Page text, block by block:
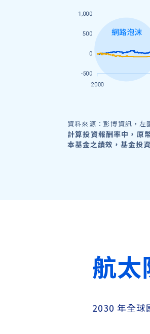
資料來源：彭博資訊，
計算投資報酬率中，原
本基金之績效，基金投
航
2030 年全球